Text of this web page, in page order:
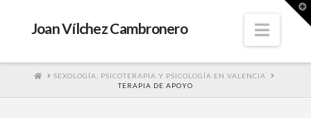
Joan Vílchez Cambronero
HOMESEXOLOGÍA, PSICOTERAPIA Y PSICOLOGÍA EN VALENCIA
TERAPIA DE APOYO